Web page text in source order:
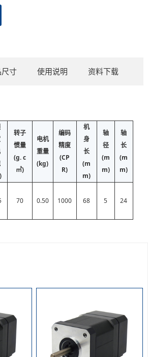
寸 使用说明 资料下载
转子
惯量
(g. c
㎡)
电机
重量
(kg)
编码
精度
(CP
R)
机
身
长
(m
m)
轴
径
(m
m)
轴
长
(m
m)
70 0.50 1000 68 5 24